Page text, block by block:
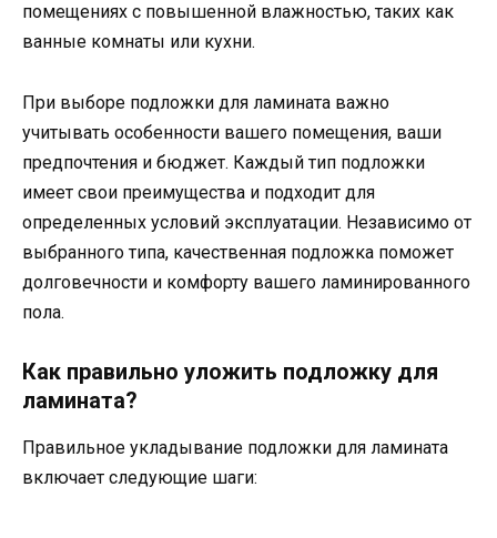
помещениях с повышенной влажностью, таких как
ванные комнаты или кухни.
При выборе подложки для ламината важно
учитывать особенности вашего помещения, ваши
предпочтения и бюджет. Каждый тип подложки
имеет свои преимущества и подходит для
определенных условий эксплуатации. Независимо от
выбранного типа, качественная подложка поможет
долговечности и комфорту вашего ламинированного
пола.
Как правильно уложить подложку для
ламината?
Правильное укладывание подложки для ламината
включает следующие шаги: